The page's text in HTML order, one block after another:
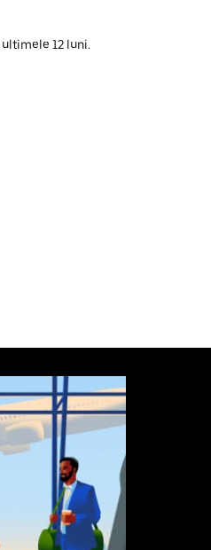
12 luni.